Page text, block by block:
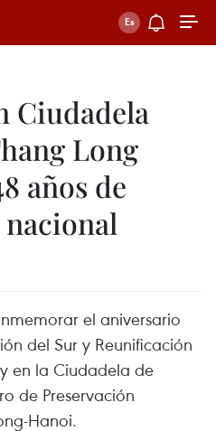
Ciudadela
Long
años de
el aniversario
del Sur y Reunificación
en la Ciudadela de
de Preservación
Hanoi.